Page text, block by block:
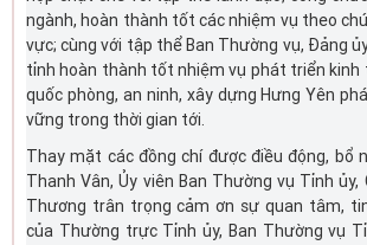
ngành, hoàn thành tốt các nhiệm vụ theo
vực; cùng với tập thể Ban Thường vụ, Đảng
tỉnh hoàn thành tốt nhiệm vụ phát triển kinh
quốc phòng, an ninh, xây dựng Hưng Yên
vững trong thời gian tới.
Thay mặt các đồng chí được điều động, bổ
Thanh Vân, Ủy viên Ban Thường vụ Tỉnh ủy,
Thương trân trọng cảm ơn sự quan tâm,
của Thường trực Tỉnh ủy, Ban Thường vụ